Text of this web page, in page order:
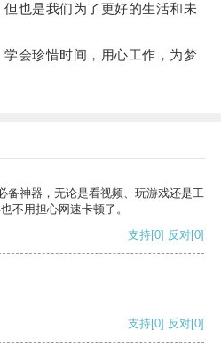
也是我们为了更好的生活和未
会珍惜时间，用心工作，为梦
备神器，无论是看视频、玩游戏还是工
不用担心网速卡顿了。
支持[0] 反对[0]
支持[0] 反对[0]